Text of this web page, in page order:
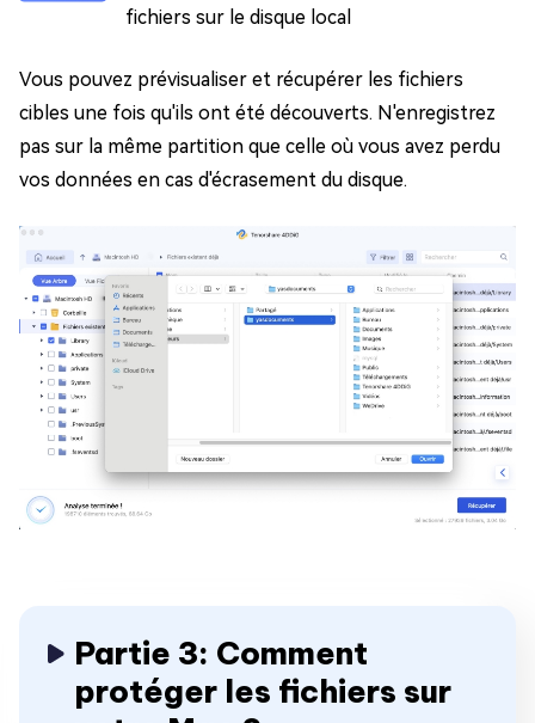
fichiers sur le disque local
Vous pouvez prévisualiser et récupérer les fichiers
cibles une fois qu'ils ont été découverts. N'enregistrez
pas sur la même partition que celle où vous avez perdu
vos données en cas d'écrasement du disque.
Partie 3: Comment
protéger les fichiers sur